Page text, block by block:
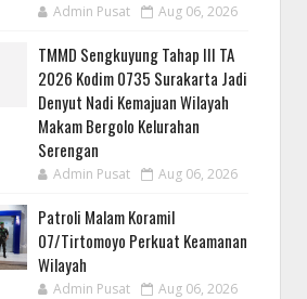
Admin Pusat Aug 06, 2026
TMMD Sengkuyung Tahap III TA
2026 Kodim 0735 Surakarta Jadi
Denyut Nadi Kemajuan Wilayah
Makam Bergolo Kelurahan
Serengan
Admin Pusat Aug 06, 2026
Patroli Malam Koramil
07/Tirtomoyo Perkuat Keamanan
Wilayah
Admin Pusat Aug 06, 2026